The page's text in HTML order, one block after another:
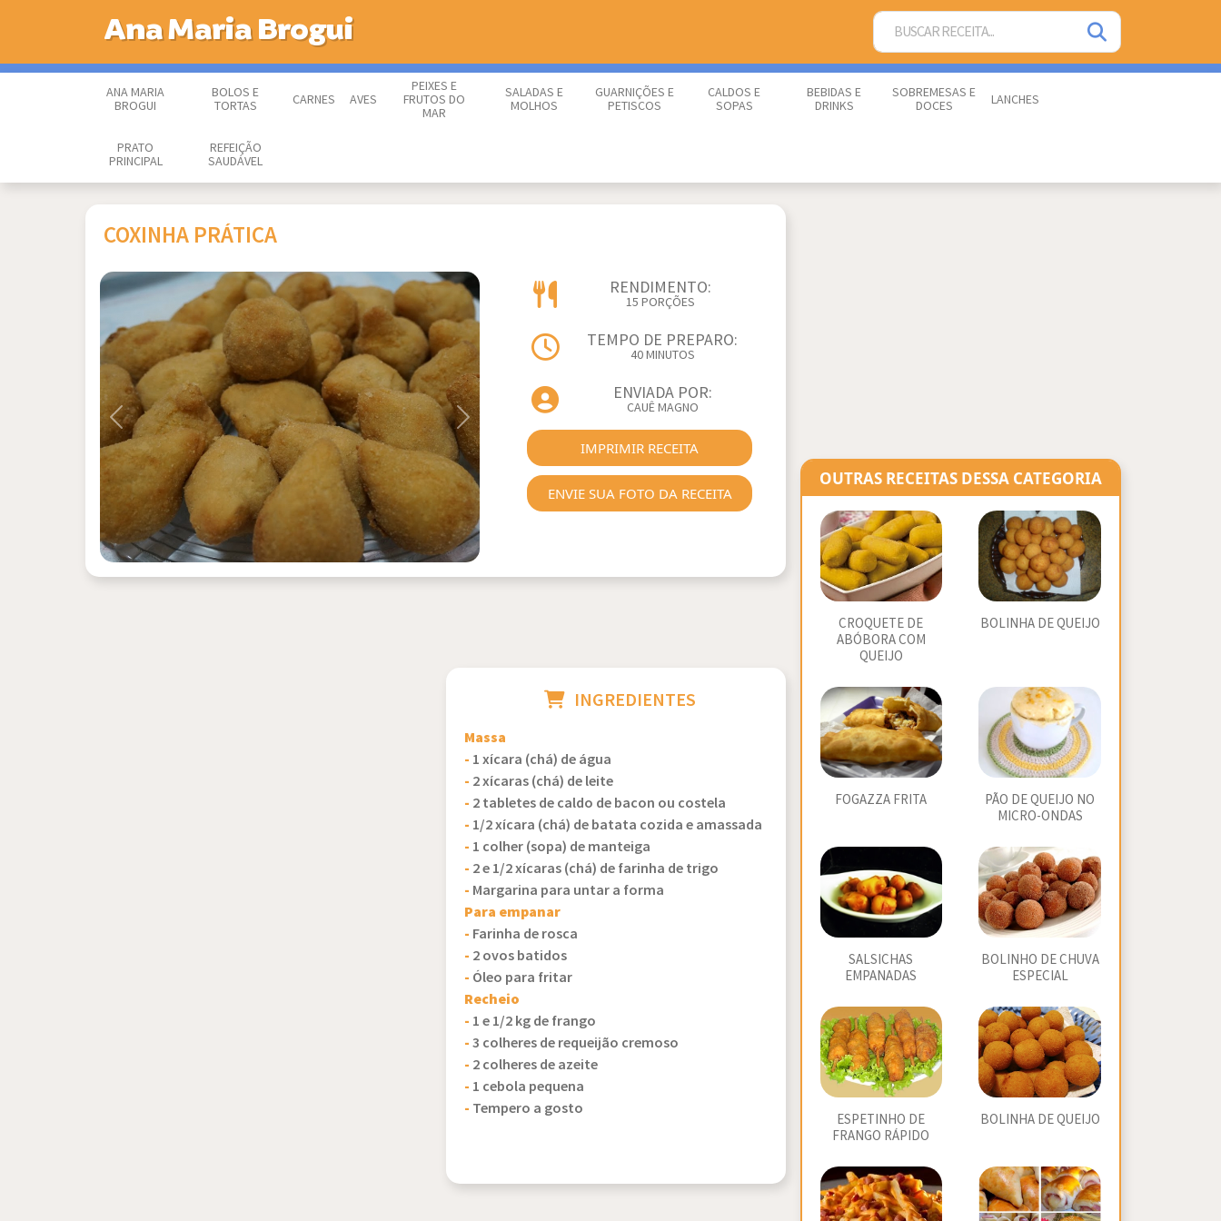
Ana Maria Brogui
ANA MARIA
BROGUI
BOLOS E
TORTAS
CARNES AVES
PEIXES E
FRUTOS DO
MAR
SALADAS E
MOLHOS
GUARNIÇÕES E
PETISCOS
CALDOS E
SOPAS
BEBIDAS E
DRINKS
SOBREMESAS E
DOCES
LANCHES
PRATO
PRINCIPAL
REFEIÇÃO
SAUDÁVEL
COXINHA PRÁTICA
Previous Next
RENDIMENTO:
15 PORÇÕES
TEMPO DE PREPARO:
40 MINUTOS
ENVIADA POR:
CAUÊ MAGNO
IMPRIMIR RECEITA
ENVIE SUA FOTO DA RECEITA
INGREDIENTES
Massa
- 1 xícara (chá) de água
- 2 xícaras (chá) de leite
- 2 tabletes de caldo de bacon ou costela
- 1/2 xícara (chá) de batata cozida e amassada
- 1 colher (sopa) de manteiga
- 2 e 1/2 xícaras (chá) de farinha de trigo
- Margarina para untar a forma
Para empanar
- Farinha de rosca
- 2 ovos batidos
- Óleo para fritar
Recheio
- 1 e 1/2 kg de frango
-3 colheres de requeijão cremoso
- 2 colheres de azeite
- 1 cebola pequena
- Tempero a gosto
OUTRAS RECEITAS DESSA CATEGORIA
CROQUETE DE
ABÓBORA COM
QUEIJO
BOLINHA DE QUEIJO
FOGAZZA FRITA
PÃO DE QUEIJO NO
MICRO-ONDAS
SALSICHAS
EMPANADAS
BOLINHO DE CHUVA
ESPECIAL
ESPETINHO DE
FRANGO RÁPIDO
BOLINHA DE QUEIJO